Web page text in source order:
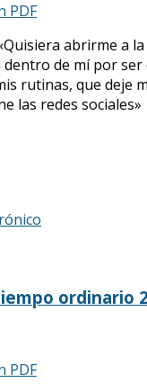
PDF
abrirme a
de mí por ser
rutinas, que deje
las redes sociales»
ordinario
PDF